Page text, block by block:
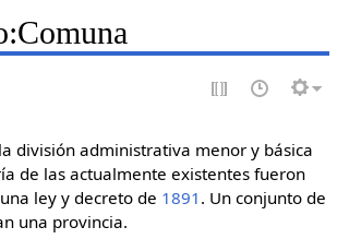
:Comuna
división administrativa menor y básica
de las actualmente existentes fueron
ley y decreto de 1891 . Un conjunto de
una provincia.